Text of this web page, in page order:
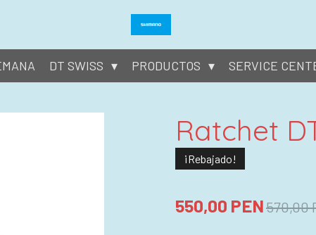
DT SWISS PRODUCTOS SERVICE
Ratchet
¡Rebajado!
550,00 PEN570,00